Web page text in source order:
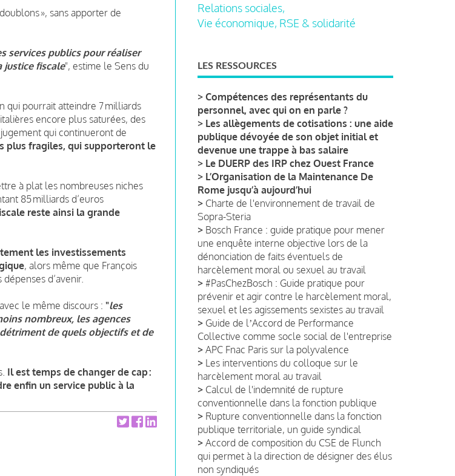
», sans apporter de
services publics pour réaliser
justice fiscale", estime le Sens du
qui pourrait atteindre 7 milliards
encore plus saturées, des
qui continueront de
plus fragiles, qui supporteront le
à plat les nombreuses niches
85 milliards d’euros
reste ainsi la grande
les investissements
, alors même que François
d’avenir.
le même discours : "les
nombreux, les agences
de quels objectifs et de
Il est temps de changer de cap :
enfin un service public à la
Relations sociales,
Vie économique, RSE & solidarité
LES RESSOURCES
> Compétences des représentants du
personnel, avec qui on en parle ?
> Les allègements de cotisations : une aide
publique dévoyée de son objet initial et
devenue une trappe à bas salaire
> Le DUERP des IRP chez Ouest France
> L’Organisation de la Maintenance De
Rome jusqu’à aujourd’hui
> Charte de l'environnement de travail de
Sopra-Steria
> Bosch France : guide pratique pour mener
une enquête interne objective lors de la
dénonciation de faits éventuels de
harcèlement moral ou sexuel au travail
> #PasChezBosch : Guide pratique pour
prévenir et agir contre le harcèlement moral,
sexuel et les agissements sexistes au travail
> Guide de lʼAccord de Performance
Collective comme socle social de l'entreprise
> APC Fnac Paris sur la polyvalence
> Les interventions du colloque sur le
harcèlement moral au travail
> Calcul de l'indemnité de rupture
conventionnelle dans la fonction publique
> Rupture conventionnelle dans la fonction
publique territoriale, un guide syndical
> Accord de composition du CSE de Flunch
qui permet à la direction de désigner des élus
non syndiqués